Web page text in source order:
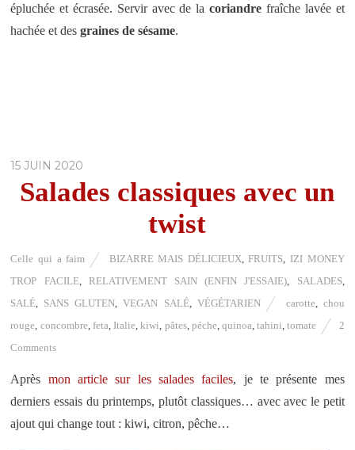
épluchée et écrasée. Servir avec de lacoriandre fraîche lavée et
hachée et desgraines de sésame.
15 JUIN 2020
Salades classiques avec un
twist
Celle qui a faim BIZARRE MAIS DÉLICIEUX ,FRUITS
IZI MONEY
TROP FACILE, RELATIVEMENT SAIN (ENFIN J'ESSAIE) SALADES,
SALÉ
SANS GLUTEN ,VEGAN SALÉ, VÉGÉTARIEN carotte
chou
rouge concombre feta Italie ,kiwi pâtes, péche quinoa ,tahini ,tomate
2
Comments
Après mon article sur les salades faciles, je te présente mes
derniers essais du printemps, plutôt classiques… avec avec le petit
ajout qui change tout : kiwi, citron, pêche…